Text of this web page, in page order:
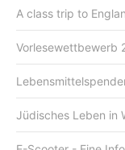
A class trip to
Vorlesewettbewerb
Jüdisches Leben in